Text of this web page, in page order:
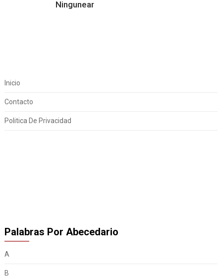
Ningunear
Inicio
Contacto
Politica De Privacidad
Palabras Por Abecedario
A
B